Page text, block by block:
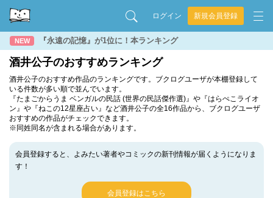
ログイン 新規会員登録
NEW 『永遠の記憶』が1位に！本ランキング
酒井公子のおすすめランキング
酒井公子のおすすめ作品のランキングです。ブクログユーザが本棚登録して
いる件数が多い順で並んでいます。
『たまごからうま ベンガルの民話 (世界の民話傑作選)』や『はらぺこライオ
ン』や『ねこの12星座占い』など酒井公子の全16作品から、ブクログユーザ
おすすめの作品がチェックできます。
※同姓同名が含まれる場合があります。
会員登録すると、よみたい著者やコミックの新刊情報が届くようになりま
す！
会員登録はこちら